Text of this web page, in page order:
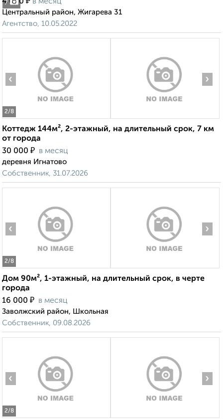
7
4 000
в месяц
Центральный район, Жигарева 31
Агентство, 10.05.2022
2/8
‹ ›
Коттедж 144м², 2-этажный, на длительный срок, 7 км
от города
30 000 ₽ в месяц
деревня Игнатово
Собственник, 31.07.2026
2/8
‹ ›
Дом 90м², 1-этажный, на длительный срок, в черте
города
16 000 ₽ в месяц
Заволжский район, Школьная
Собственник, 09.08.2026
2/8
‹ ›